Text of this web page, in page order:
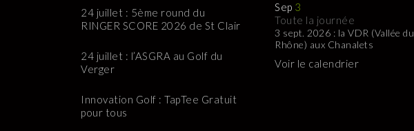
24 juillet : 5ème round du
RINGER SCORE 2026 de St Clair
24 juillet : l’ASGRA au Golf du
Verger
Innovation Golf : TapTee Gratuit
pour tous
Sep 3
Toute la journée
3 sept. 2026 : la VDR (Vallée du
Rhône) aux Chanalets
Voir le calendrier